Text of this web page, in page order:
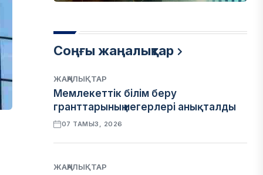
Соңғы жаңалықтар
ЖАҢАЛЫҚТАР
Мемлекеттік білім беру
гранттарының иегерлері анықталды
07 ТАМЫЗ, 2026
ЖАҢАЛЫҚТАР